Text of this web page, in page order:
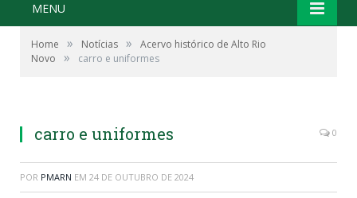
MENU
Home » Notícias »
Acervo histórico de Alto Rio
Novo
» carro e uniformes
carro e uniformes 0
POR PMARN EM 24 DE OUTUBRO DE 2024